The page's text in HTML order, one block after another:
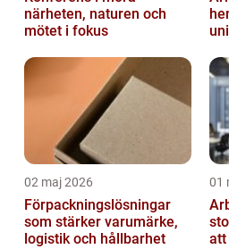
närheten, naturen och
mötet i fokus
02 maj 2026
Förpackningslösningar
som stärker varumärke,
logistik och hållbarhet
01
att